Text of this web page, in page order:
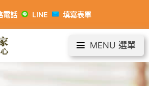
電話 LINE 填寫表單
MENU 選單